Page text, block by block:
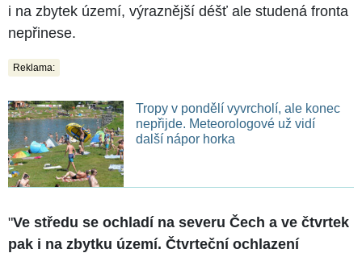
i na zbytek území, výraznější déšť ale studená fronta
nepřinese.
Reklama:
Tropy v pondělí vyvrcholí, ale konec
nepřijde. Meteorologové už vidí
další nápor horka
"Ve středu se ochladí na severu Čech a ve čtvrtek
pak i na zbytku území. Čtvrteční ochlazení